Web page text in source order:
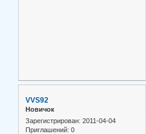
VVS92
Новичок
Зарегистрирован: 2011-04-04
Приглашений: 0